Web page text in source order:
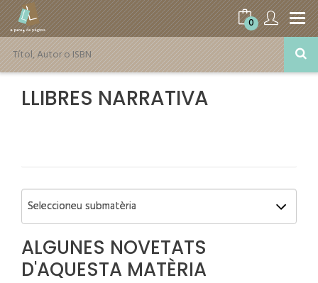
0
LLIBRES NARRATIVA
ALGUNES NOVETATS
D'AQUESTA MATÈRIA